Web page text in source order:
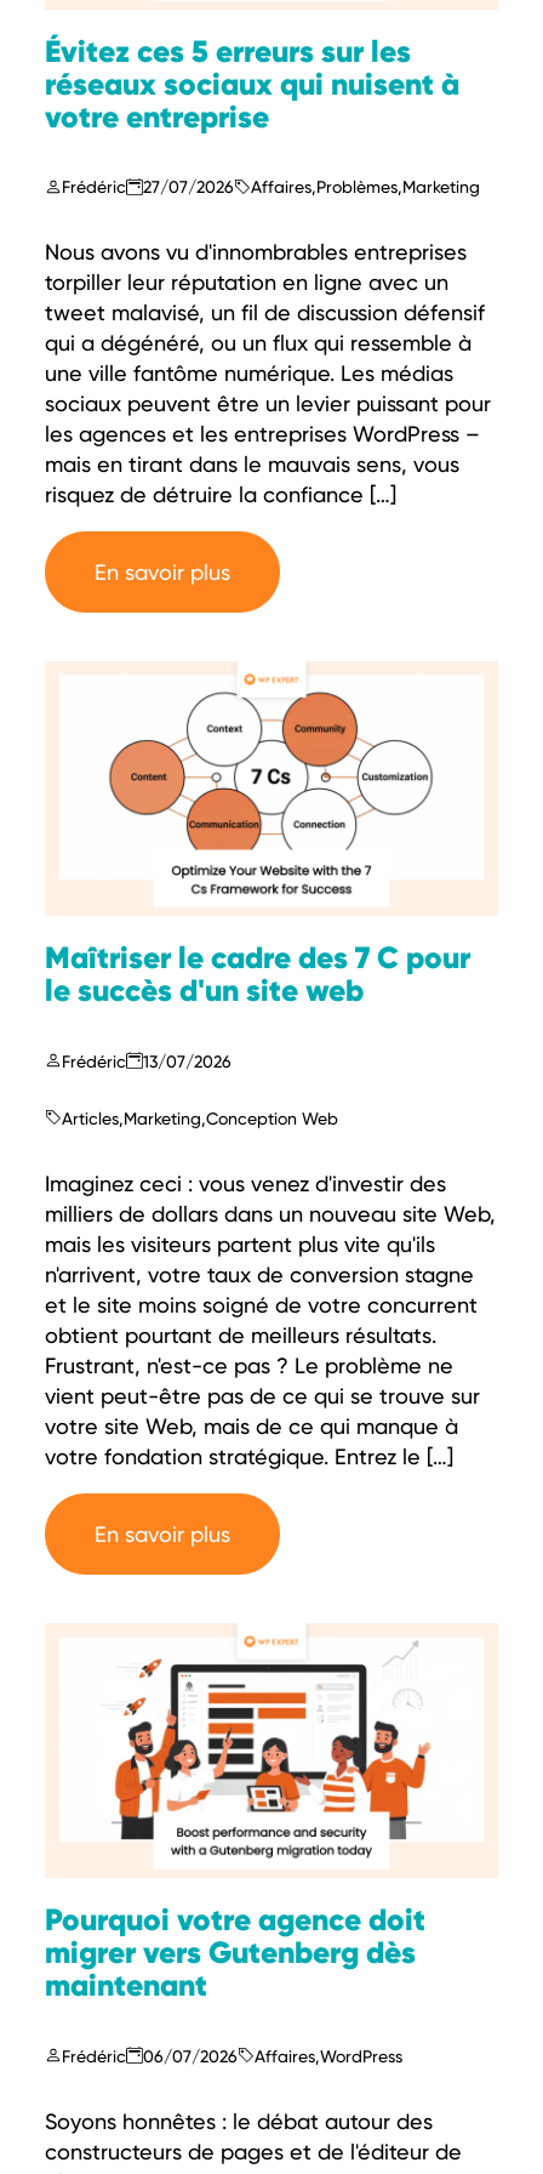
Évitez ces 5 erreurs sur les
réseaux sociaux qui nuisent à
votre entreprise
Frédéric 27/07/2026 Affaires,Problèmes,Marketing
Nous avons vu d'innombrables entreprises
torpiller leur réputation en ligne avec un
tweet malavisé, un fil de discussion défensif
qui a dégénéré, ou un flux qui ressemble à
une ville fantôme numérique. Les médias
sociaux peuvent être un levier puissant pour
les agences et les entreprises WordPress –
mais en tirant dans le mauvais sens, vous
risquez de détruire la confiance […]
En savoir plus
Maîtriser le cadre des 7 C pour
le succès d'un site web
Frédéric 13/07/2026
Articles,Marketing,Conception Web
Imaginez ceci : vous venez d'investir des
milliers de dollars dans un nouveau site Web,
mais les visiteurs partent plus vite qu'ils
n'arrivent, votre taux de conversion stagne
et le site moins soigné de votre concurrent
obtient pourtant de meilleurs résultats.
Frustrant, n'est-ce pas ? Le problème ne
vient peut-être pas de ce qui se trouve sur
votre site Web, mais de ce qui manque à
votre fondation stratégique. Entrez le […]
En savoir plus
Pourquoi votre agence doit
migrer vers Gutenberg dès
maintenant
Frédéric 06/07/2026 Affaires,WordPress
Soyons honnêtes : le débat autour des
constructeurs de pages et de l'éditeur de